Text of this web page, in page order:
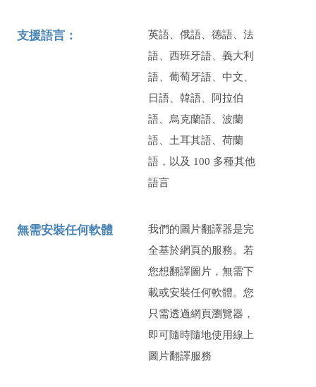
支援語言：
英語、俄語、德語、法
語、西班牙語、義大利
語、葡萄牙語、中文、
日語、韓語、阿拉伯
語、烏克蘭語、波蘭
語、土耳其語、荷蘭
語，以及 100 多種其他
語言
無需安裝任何軟體
我們的圖片翻譯器是完
全基於網頁的服務。若
您想翻譯圖片，無需下
載或安裝任何軟體。您
只需透過網頁瀏覽器，
即可隨時隨地使用線上
圖片翻譯服務